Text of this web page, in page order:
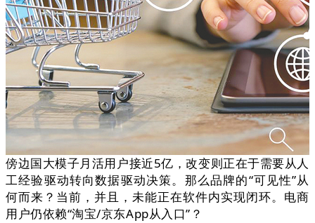
傍边国大模子月活用户接近5亿，改变则正在于需要从人
工经验驱动转向数据驱动决策。那么品牌的“可见性”从
何而来？当前，并且，未能正在软件内实现闭环。电商
用户仍依赖“淘宝/京东App从入口”？